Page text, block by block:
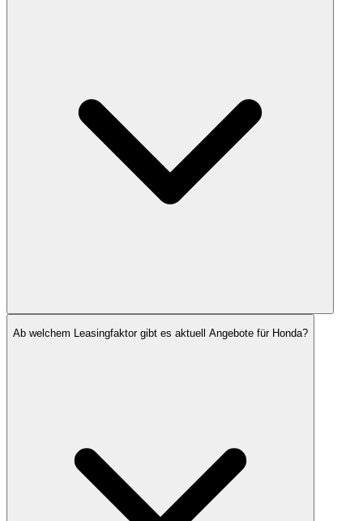
Ab welchem Leasingfaktor gibt es aktuell Angebote für Honda?